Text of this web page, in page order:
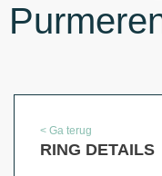
< Ga terug
RING DETAILS